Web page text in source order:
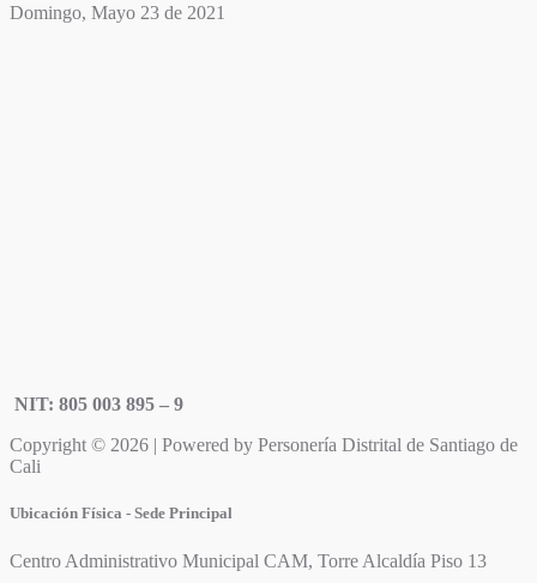
Domingo, Mayo 23 de 2021
NIT: 805 003 895 – 9
Copyright © 2026 | Powered by Personería Distrital de Santiago de
Cali
Ubicación Física - Sede Principal
Centro Administrativo Municipal CAM, Torre Alcaldía Piso 13